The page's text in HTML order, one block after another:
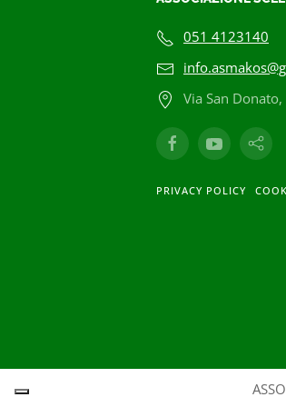
051 4123140
Via San
PRIVACY POLICY